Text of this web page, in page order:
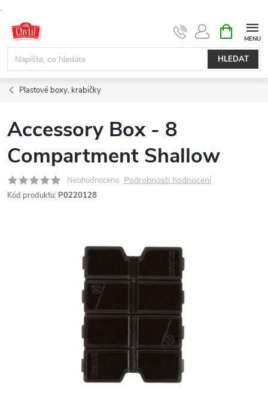
.
obsah
HLEDAT
NÁKUPNÍ
KOŠÍK
Plastové boxy, krabičky
Accessory Box - 8
Compartment Shallow
Neohodnoceno Podrobnosti hodnocení
Kód produktu: P0220128